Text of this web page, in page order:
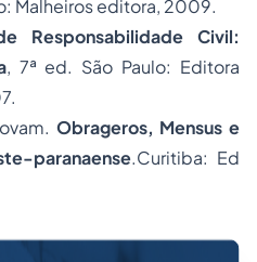
Malheiros editora, 2009.
Responsabilidade Civil:
, 7ª ed. São Paulo: Editora
Obrageros, Mensus e
paranaense.Curitiba: Ed